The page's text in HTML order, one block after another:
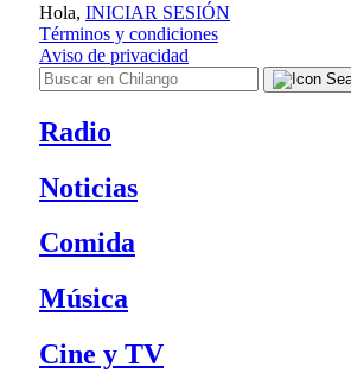
Hola, INICIAR SESIÓN
Términos y condiciones
Aviso de privacidad
Radio
Noticias
Comida
Música
Cine y TV